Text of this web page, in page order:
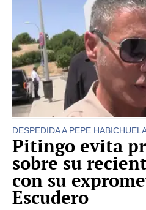
DESPEDIDA A PEPE
Pitingo evita
sobre su
con su
Escudero